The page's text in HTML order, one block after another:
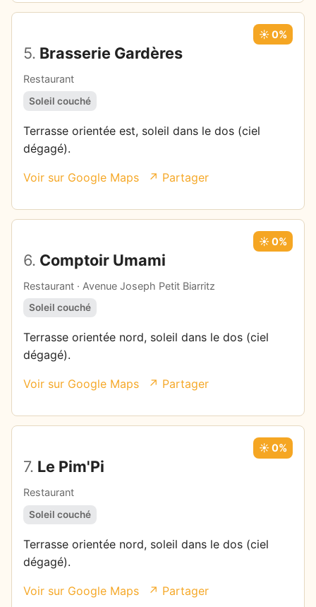
5. Brasserie Gardères
Restaurant
☀️ 0%
Soleil couché
Terrasse orientée est, soleil dans le dos (ciel
dégagé).
Voir sur Google Maps ↗ Partager
6. Comptoir Umami
Restaurant · Avenue Joseph Petit Biarritz
☀️ 0%
Soleil couché
Terrasse orientée nord, soleil dans le dos (ciel
dégagé).
Voir sur Google Maps ↗ Partager
7. Le Pim'Pi
Restaurant
☀️ 0%
Soleil couché
Terrasse orientée nord, soleil dans le dos (ciel
dégagé).
Voir sur Google Maps ↗ Partager